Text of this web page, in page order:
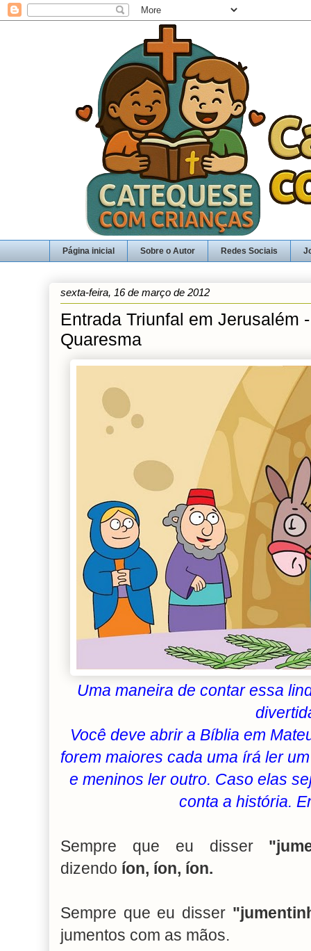
Página inicial Sobre o Autor Redes Sociais
sexta-feira, 16 de março de 2012
Entrada Triunfal em Jerusalém
Quaresma
Uma maneira de contar essa
Você deve abrir a Bíblia em
forem maiores cada uma írá ler
e meninos ler outro. Caso elas
conta a história.
Sempre que eu disser
dizendo íon, íon, íon.
Sempre que eu disser
jumentos com as mãos.